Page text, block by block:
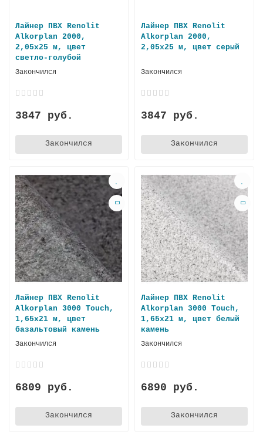
Лайнер ПВХ Renolit
Alkorplan 2000,
2,05х25 м, цвет
светло-голубой
Закончился
3847 руб.
Закончился
Лайнер ПВХ Renolit
Alkorplan 2000,
2,05х25 м, цвет серый
Закончился
3847 руб.
Закончился
Лайнер ПВХ Renolit
Alkorplan 3000 Touch,
1,65х21 м, цвет
базальтовый камень
Закончился
6809 руб.
Закончился
Лайнер ПВХ Renolit
Alkorplan 3000 Touch,
1,65х21 м, цвет белый
камень
Закончился
6890 руб.
Закончился